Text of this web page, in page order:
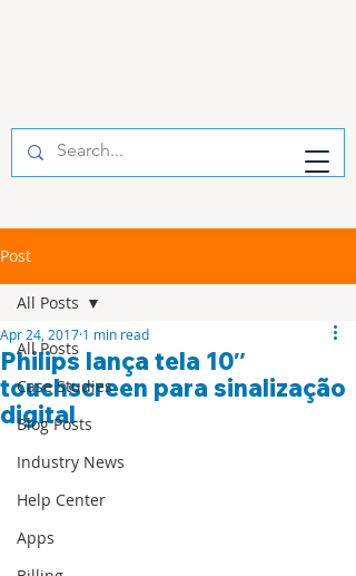
Post
All Posts
Case Studies
Blog Posts
Industry News
Help Center
Apps
All Posts
Philips lança tela 10″
touchscreen para sinalização
digital
Apr 24, 2017 1 min read